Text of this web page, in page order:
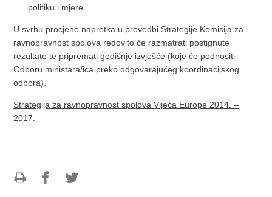
politiku i mjere.
U svrhu procjene napretka u provedbi Strategije Komisija za
ravnopravnost spolova redovito će razmatrati postignute
rezultate te pripremati godišnje izvješće (koje će podnositi
Odboru ministara/ica preko odgovarajućeg koordinacijskog
odbora).
Strategija za ravnopravnost spolova Vijeća Europe 2014. –
2017.